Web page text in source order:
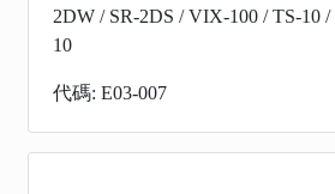
2DW / SR-2DS / VIX-100 / TS-10 /
10
代碼: E03-007